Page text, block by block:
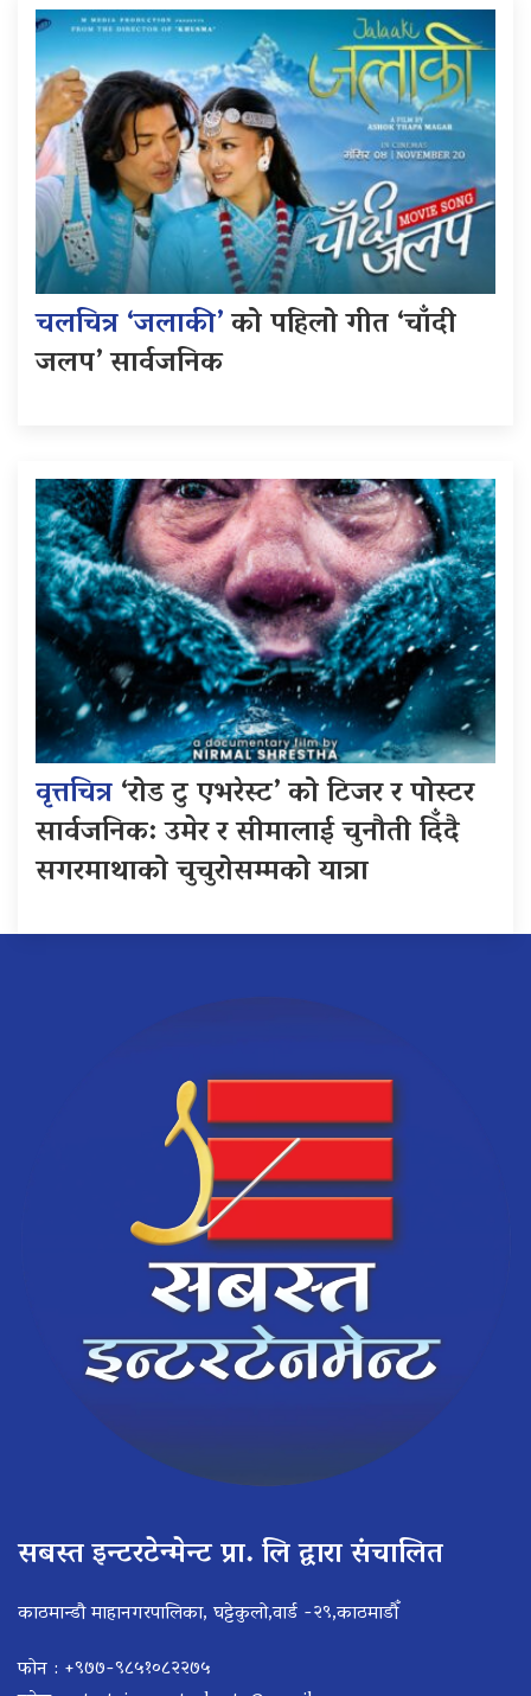
चलचित्र ‘जलाकी’को पहिलो गीत ‘चाँदी
जलप’ सार्वजनिक
वृत्तचित्र‘रोड टु एभरेस्ट’ को टिजर र पोस्टर
सार्वजनिक: उमेर र सीमालाई चुनौती दिँदै
सगरमाथाको चुचुरोसम्मको यात्रा
सबस्त इन्टरटेन्मेन्ट प्रा. लि द्वारा संचालित
काठमान्डौ माहानगरपालिका, घट्टेकुलो,वार्ड -२९,काठमाडौँ
फोन : +९७७-९८५१०८२२७५